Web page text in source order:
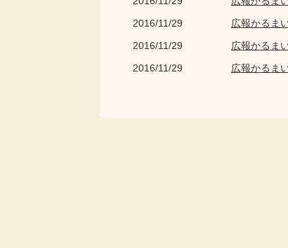
2016/11/29
広報かるま
2016/11/29
広報かるま
2016/11/29
広報かるま